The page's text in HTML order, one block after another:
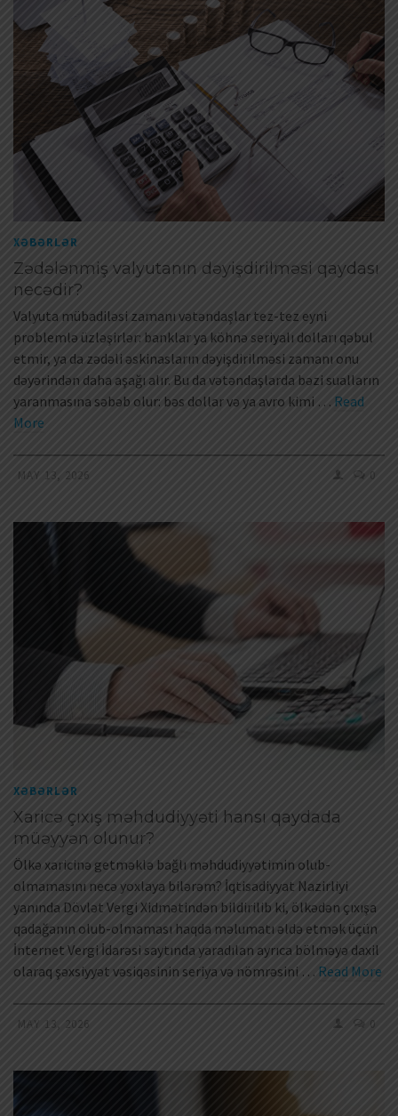
XƏBƏRLƏR
Zədələnmiş valyutanın dəyişdirilməsi qaydası
necədir?
Valyuta mübadiləsi zamanı vətəndaşlar tez-tez eyni
problemlə üzləşirlər: banklar ya köhnə seriyalı dolları qəbul
etmir, ya da zədəli əskinasların dəyişdirilməsi zamanı onu
dəyərindən daha aşağı alır. Bu da vətəndaşlarda bəzi sualların
yaranmasına səbəb olur: bəs dollar və ya avro kimi … Read
More
MAY 13, 2026 0
XƏBƏRLƏR
Xaricə çıxış məhdudiyyəti hansı qaydada
müəyyən olunur?
Ölkə xaricinə getməklə bağlı məhdudiyyətimin olub-
olmamasını necə yoxlaya bilərəm? İqtisadiyyat Nazirliyi
yanında Dövlət Vergi Xidmətindən bildirilib ki, ölkədən çıxışa
qadağanın olub-olmaması haqda məlumatı əldə etmək üçün
İnternet Vergi İdarəsi saytında yaradılan ayrıca bölməyə daxil
olaraq şəxsiyyət vəsiqəsinin seriya və nömrəsini … Read More
MAY 13, 2026 0